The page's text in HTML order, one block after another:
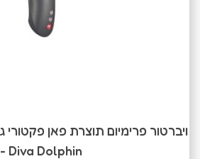
- Diva Dolphin